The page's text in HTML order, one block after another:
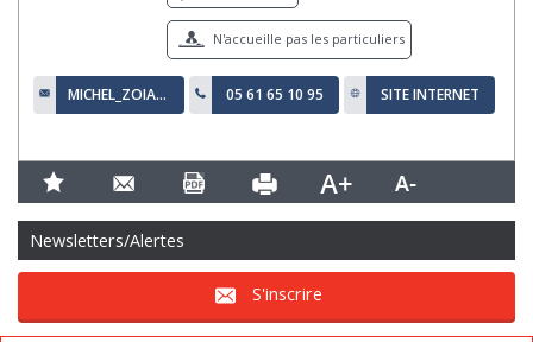
N'accueille pas les particuliers
MICHEL_ZOIA@ORANGE.FR 05 61 65 10 95 SITE INTERNET
Newsletters/Alertes
S'inscrire